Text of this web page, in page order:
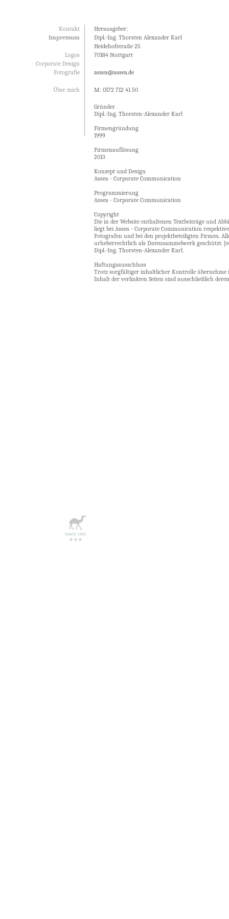
Herausgeber:
Dipl.-Ing. Thorsten Alexander Karl
Heidehofstraße 25
70184 Stuttgart
assea@assea.de
M: 0172 712 41 50
Gründer
Dipl.-Ing. Thorsten-Alexander Karl
Firmengründung
1999
Firmenauflösung
2013
Konzept und Design
Assea - Corporate Communication
Programmierung
Assea - Corporate Communication
Copyright
Die in der Website enthaltenen Textbeiträge und
liegt bei Assea - Corporate Communication
Fotografen und bei den projektbeteiligten Firmen.
urheberrechtlich als Datensammelwerk geschützt.
Dipl.-Ing. Thorsten-Alexander Karl.
Haftungsausschluss
Trotz sorgfältiger inhaltlicher Kontrolle
Inhalt der verlinkten Seiten sind ausschließlich
Kontakt
Impressum
Logos
Corporate Design
Fotografie
Über mich